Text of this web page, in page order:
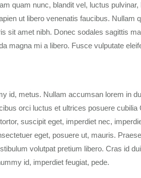
quam nunc, blandit vel, luctus pulvinar,
ut libero venenatis faucibus. Nullam
sit amet nibh. Donec sodales sagittis
magna mi a libero. Fusce vulputate
id, metus. Nullam accumsan lorem in
orci luctus et ultrices posuere cubilia
suscipit eget, imperdiet nec,
eget, posuere ut, mauris.
volutpat pretium libero. Cras id
id, imperdiet feugiat, pede.